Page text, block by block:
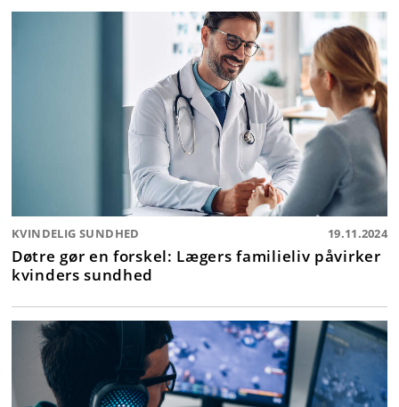
KVINDELIG SUNDHED 19.11.2024
Døtre gør en forskel: Lægers familieliv påvirker
kvinders sundhed